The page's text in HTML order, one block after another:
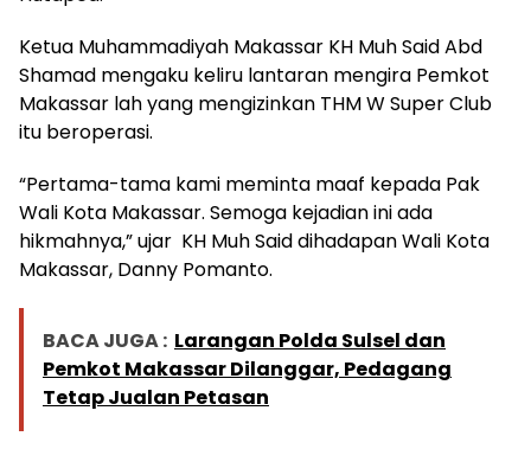
Ketua Muhammadiyah Makassar KH Muh Said Abd
Shamad mengaku keliru lantaran mengira Pemkot
Makassar lah yang mengizinkan THM W Super Club
itu beroperasi.
“Pertama-tama kami meminta maaf kepada Pak
Wali Kota Makassar. Semoga kejadian ini ada
hikmahnya,” ujar KH Muh Said dihadapan Wali Kota
Makassar, Danny Pomanto.
BACA JUGA : Larangan Polda Sulsel dan
Pemkot Makassar Dilanggar, Pedagang
Tetap Jualan Petasan